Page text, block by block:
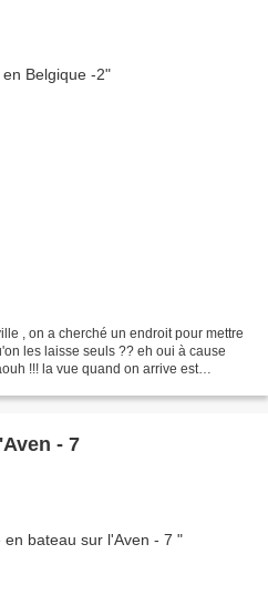
, on a cherché un endroit pour mettre
les laisse seuls ?? eh oui à cause
!!! la vue quand on arrive est
- 7